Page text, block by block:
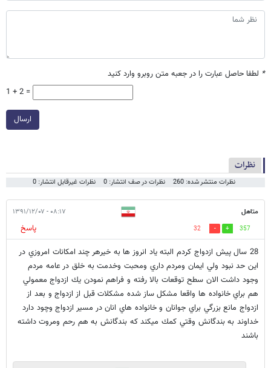
* لطفا حاصل عبارت را در جعبه متن روبرو وارد کنید
1 + 2 =
ارسال
نظرات
نظرات منتشر شده: 260 نظرات در صف انتشار: 0 نظرات غیرقابل انتشار: 0
متاهل ۰۸:۱۷ - ۱۳۹۱/۱۲/۰۷
357
32
پاسخ
28 سال پيش ازدواج كردم البته ياد انروز ها به خيرهر چند امكانات امروزي در
اين حد نبود ولي ايمان ومردم داري ومحبت وخدمت به خلق در عامه مردم
وجود داشت الان سطح توقعات بالا رفته و فراهم نمودن يك ازدواج معمولي
هم براي خانواده ها واقعا مشكل ساز شده مشكلات قبل از ازدواج و بعد از
ازدواج مانع بزرگي براي جوانان و خانواده هاي انان در مسير ازدواج وچود دارد
خداوند به بندگانش وقتي كمك ميكند كه بندگانش به هم رحم ومروت داشته
باشند